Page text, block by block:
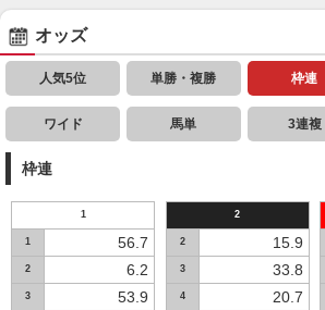
オッズ
人気5位 単勝・複勝 枠連
ワイド 馬単 3連複
枠連
1
1 56.7
2 6.2
3 53.9
2
2 15.9
3 33.8
4 20.7